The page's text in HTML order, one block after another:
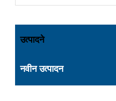
उत्पादने
नवीन उत्पादन